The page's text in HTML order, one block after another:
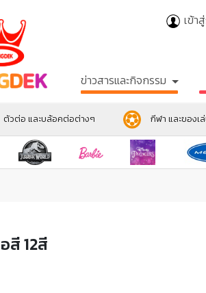
เข้า
ข่าวสารและกิจกรรม
ตัวต่อ และบล้อคต่อต่างๆ กีฬา และของเ
สี 12สี